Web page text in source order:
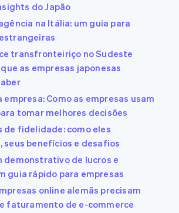
do Japão
na Itália: um guia para
transfronteiriço no Sudeste
as empresas japonesas
Como as empresas usam
tomar melhores decisões
de fidelidade: como eles
seus benefícios e desafios
demonstrativo de lucros e
guia rápido para empresas
online alemãs precisam
faturamento de e-commerce